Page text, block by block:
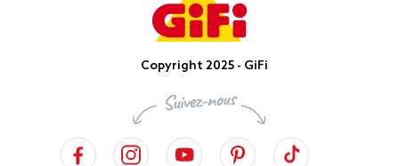
Copyright 2025 - GiFi